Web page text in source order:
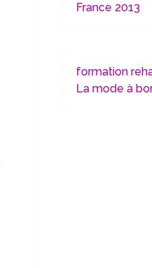
France 2013
formation
La mode à